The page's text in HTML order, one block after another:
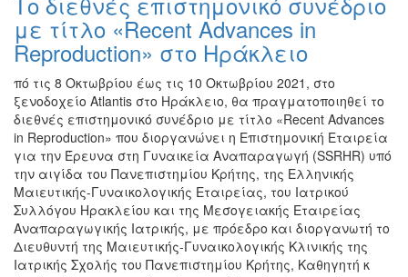
Εκδηλώσεις
ΤΟΠΟΣ
ΜΑΣ
ΔΗΜΟΣ
ΠΟΛΙΤΙΣΜΟΣ
ΑΝΘΕΚΤΙΚΗ
με τίτλο «Recent Advances in
Reproduction» στο Ηράκλειο
πό τις 8 Οκτωβρίου έως τις 10 Οκτωβρίου 2021, στο
ξενοδοχείο Atlantis στο Ηράκλειο, θα πραγματοποιηθεί το
διεθνές επιστημονικό συνέδριο με τίτλο «Recent Advances
in Reproduction» που διοργανώνει η Επιστημονική Εταιρεία
για την Έρευνα στη Γυναικεία Αναπαραγωγή (SSRHR) υπό
την αιγίδα του Πανεπιστημίου Κρήτης, της Ελληνικής
Μαιευτικής-Γυναικολογικής Εταιρείας, του Ιατρικού
Συλλόγου Ηρακλείου και της Μεσογειακής Εταιρείας
Αναπαραγωγικής Ιατρικής, με πρόεδρο και διοργανωτή το
Διευθυντή της Μαιευτικής-Γυναικολογικής Κλινικής της
Ιατρικής Σχολής του Πανεπιστημίου Κρήτης, Καθηγητή κ